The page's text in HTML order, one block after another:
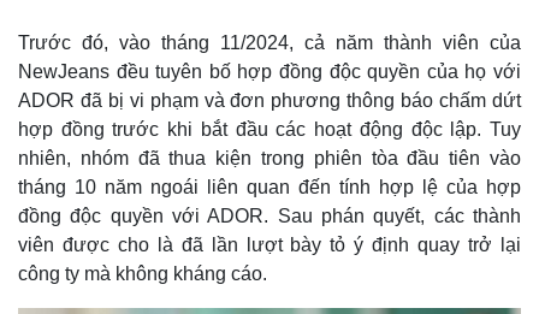
Trước đó, vào tháng 11/2024, cả năm thành viên của
NewJeans đều tuyên bố hợp đồng độc quyền của họ với
ADOR đã bị vi phạm và đơn phương thông báo chấm dứt
hợp đồng trước khi bắt đầu các hoạt động độc lập. Tuy
nhiên, nhóm đã thua kiện trong phiên tòa đầu tiên vào
tháng 10 năm ngoái liên quan đến tính hợp lệ của hợp
đồng độc quyền với ADOR. Sau phán quyết, các thành
viên được cho là đã lần lượt bày tỏ ý định quay trở lại
công ty mà không kháng cáo.